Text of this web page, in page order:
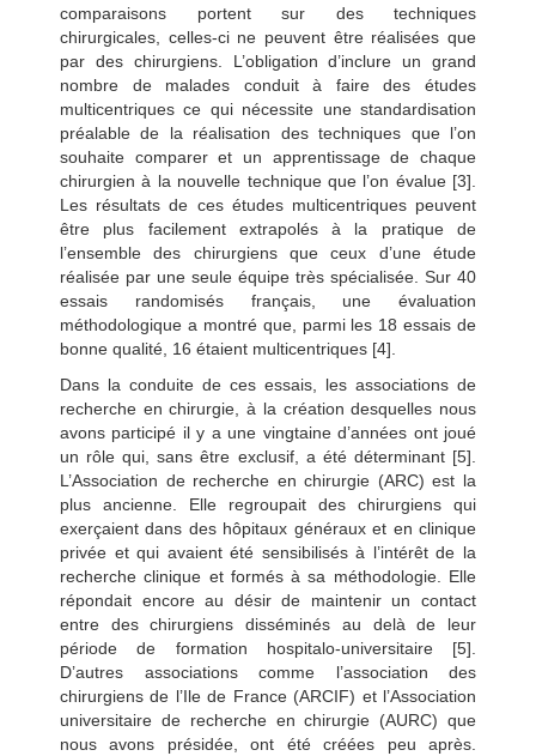
comparaisons portent sur des techniques
chirurgicales, celles-ci ne peuvent être réalisées que
par des chirurgiens. L’obligation d’inclure un grand
nombre de malades conduit à faire des études
multicentriques ce qui nécessite une standardisation
préalable de la réalisation des techniques que l’on
souhaite comparer et un apprentissage de chaque
chirurgien à la nouvelle technique que l’on évalue [3].
Les résultats de ces études multicentriques peuvent
être plus facilement extrapolés à la pratique de
l’ensemble des chirurgiens que ceux d’une étude
réalisée par une seule équipe très spécialisée. Sur 40
essais randomisés français, une évaluation
méthodologique a montré que, parmi les 18 essais de
bonne qualité, 16 étaient multicentriques [4].
Dans la conduite de ces essais, les associations de
recherche en chirurgie, à la création desquelles nous
avons participé il y a une vingtaine d’années ont joué
un rôle qui, sans être exclusif, a été déterminant [5].
L’Association de recherche en chirurgie (ARC) est la
plus ancienne. Elle regroupait des chirurgiens qui
exerçaient dans des hôpitaux généraux et en clinique
privée et qui avaient été sensibilisés à l’intérêt de la
recherche clinique et formés à sa méthodologie. Elle
répondait encore au désir de maintenir un contact
entre des chirurgiens disséminés au delà de leur
période de formation hospitalo-universitaire [5].
D’autres associations comme l’association des
chirurgiens de l’Ile de France (ARCIF) et l’Association
universitaire de recherche en chirurgie (AURC) que
nous avons présidée, ont été créées peu après.